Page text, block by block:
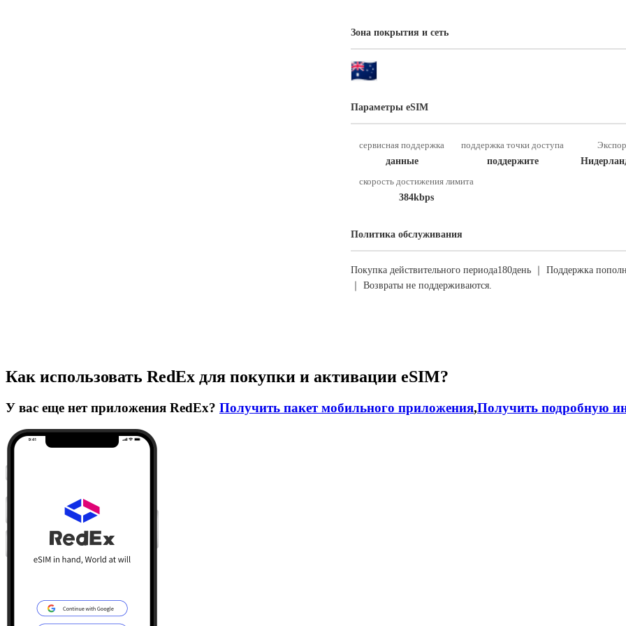
Зона покрытия и сеть
Параметры eSIM
сервисная поддержка
данные
поддержка точки доступа
поддержите
скорость достижения лимита
384kbps
Политика обслуживания
Покупка действительного периода180день ｜ Поддержка
｜ Возвраты не поддерживаются.
Как использовать RedEx для покупки и активации eSIM?
У вас еще нет приложения RedEx? Получить пакет мобильного приложения,Получить подробную